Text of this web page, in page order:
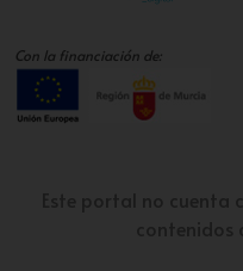
Con la financiación de: